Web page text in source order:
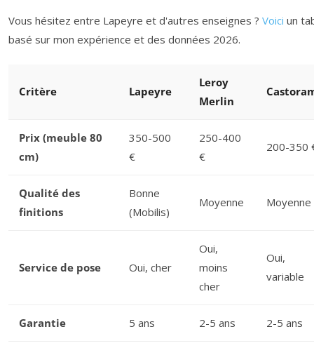
Vous hésitez entre Lapeyre et d'autres enseignes ? Voici un
basé sur mon expérience et des données 2026.
Critère Lapeyre
Leroy
Merlin
Prix (meuble 80
cm)
350-500
€
250-400
€
200-350
Qualité des
finitions
Bonne
(Mobilis)
Moyenne Moyenne
Service de pose Oui, cher
Oui,
moins
cher
Oui,
variable
Garantie 5 ans 2-5 ans 2-5 ans